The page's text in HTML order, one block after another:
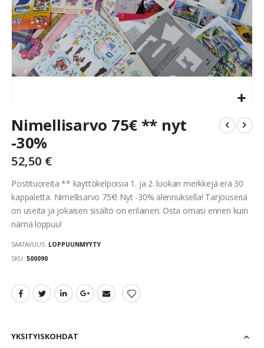
to
beginning
of
images
gallery
Nimellisarvo 75€ ** nyt
-30%
52,50 €
Postituoreita ** käyttökelpoisia 1. ja 2. luokan merkkejä erä 30
kappaletta. Nimellisarvo 75€! Nyt -30% alennuksella! Tarjouseriä
on useita ja jokaisen sisältö on erilainen. Osta omasi ennen kuin
nämä loppuu!
SAATAVUUS: LOPPUUNMYYTY
SKU 500090
YKSITYISKOHDAT